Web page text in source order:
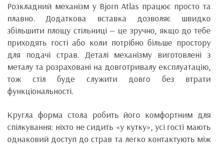
Розкладний механізм у Bjorn Atlas працює просто та
плавно. Додаткова вставка дозволяє швидко
збільшити площу стільниці — це зручно, якщо до тебе
приходять гості або коли потрібно більше простору
для подачі страв. Деталі механізму виготовлені з
металу та розраховані на довготривалу експлуатацію,
тож стіл буде служити довго без втрати
функціональності.
Кругла форма стола робить його комфортним для
спілкування: ніхто не сидить «у кутку», усі гості мають
однаковий доступ до страв та легко контактують між